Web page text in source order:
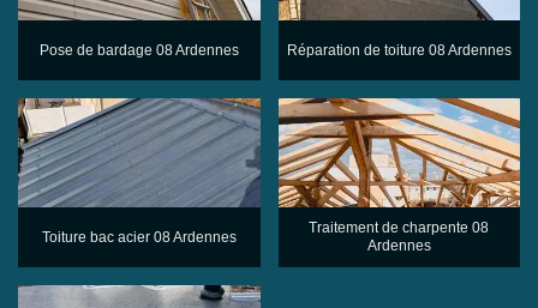
Pose de bardage 08 Ardennes Réparation de toiture 08 Ardennes
Toiture bac acier 08 Ardennes
Traitement de charpente 08
Ardennes